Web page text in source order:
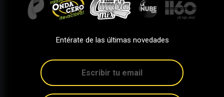
Entérate de las últimas novedades